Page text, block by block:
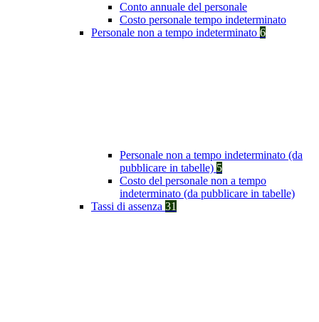
Conto annuale del personale
Costo personale tempo indeterminato
Personale non a tempo indeterminato 6
Personale non a tempo indeterminato (da
pubblicare in tabelle) 5
Costo del personale non a tempo
indeterminato (da pubblicare in tabelle)
Tassi di assenza 31